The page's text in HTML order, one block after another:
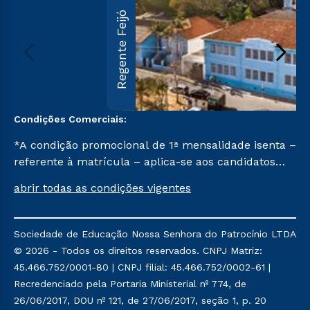
Regente Feijó
Condições Comerciais:
*A condição promocional de 1ª mensalidade isenta –
referente à matrícula – aplica-se aos candidatos
na prova on-line ou agendada, que ofertam bolsas
semestre de 2023, que ainda não tenham efetivado
e/ou não tenham cancelado ou trancado sua
matrícula em uma das Instituições da Cruzeiro do
Sul Educacional, no período de um ano. Tais
condições não se aplicam aos cursos de Medicina, e
abrir todas as condições vigentes
Sociedade de Educação Nossa Senhora do Patrocínio LTDA
© 2026 - Todos os direitos reservados. CNPJ Matriz:
45.466.752/0001-80 | CNPJ filial: 45.466.752/0002-61 |
Recredenciado pela Portaria Ministerial nº 774, de
26/06/2017, DOU nº 121, de 27/06/2017, seção 1, p. 20